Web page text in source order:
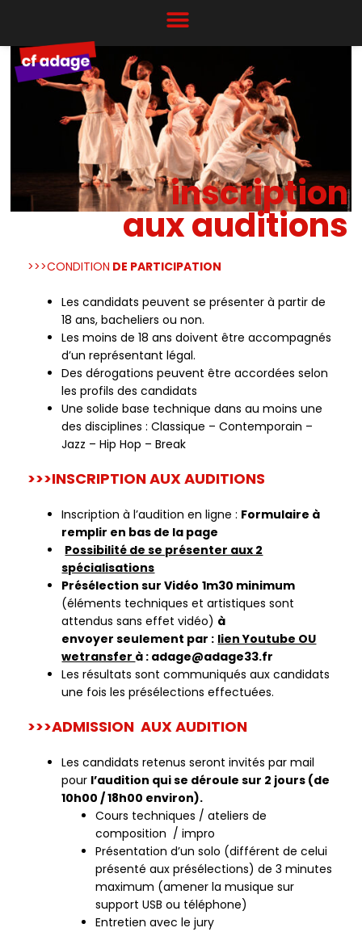
contenu
inscription
aux auditions
>>>CONDITION DE PARTICIPATION
Les candidats peuvent se présenter à partir de
18 ans, bacheliers ou non.
Les moins de 18 ans doivent être accompagnés
d’un représentant légal.
Des dérogations peuvent être accordées selon
les profils des candidats
Une solide base technique dans au moins une
des disciplines : Classique – Contemporain –
Jazz – Hip Hop – Break
>>>INSCRIPTION AUX AUDITIONS
Inscription à l’audition en ligne : Formulaire à
remplir en bas de la page
Possibilité de se présenter aux 2
spécialisations
Présélection sur Vidéo 1m30 minimum
(éléments techniques et artistiques sont
attendus sans effet vidéo) à
envoyerseulement par : lien Youtube OU
wetransfer à : adage@adage33.fr
Les résultats sont communiqués aux candidats
une fois les présélections effectuées.
>>>ADMISSION AUX AUDITION
Les candidats retenus seront invités par mail
pour l’audition qui se déroule sur 2 jours (de
10h00 / 18h00 environ).
Cours techniques / ateliers de
composition / impro
Présentation d’un solo (différent de celui
présenté aux présélections) de 3 minutes
maximum (amener la musique sur
support USB ou téléphone)
Entretien avec le jury